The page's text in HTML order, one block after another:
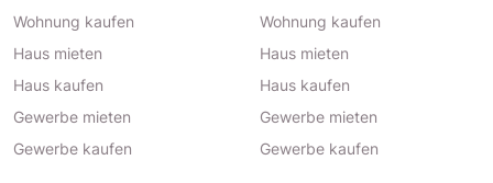
Wohnung kaufen
Haus mieten
Haus kaufen
Gewerbe mieten
Gewerbe kaufen
Wohnung kaufen
Haus mieten
Haus kaufen
Gewerbe mieten
Gewerbe kaufen